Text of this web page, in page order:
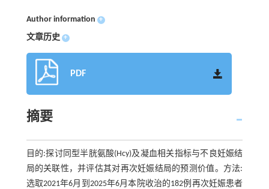
Author information +
文章历史 +
PDF
摘要
目的:探讨同型半胱氨酸(Hcy)及凝血相关指标与不良妊娠结
局的关联性，并评估其对再次妊娠结局的预测价值。方法:
选取2021年6月到2025年6月本院收治的182例再次妊娠患者